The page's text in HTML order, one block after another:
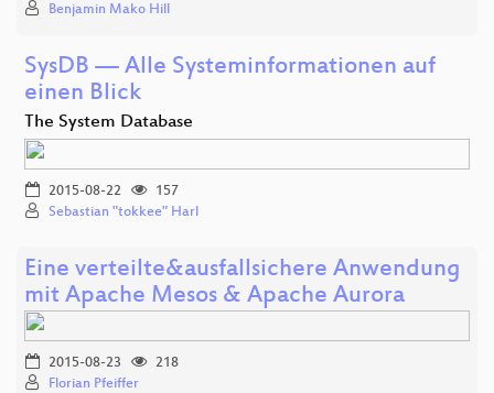
Benjamin Mako Hill
SysDB — Alle Systeminformationen auf
einen Blick
The System Database
2015-08-22
157
Sebastian "tokkee" Harl
Eine verteilte&ausfallsichere Anwendung
mit Apache Mesos & Apache Aurora
2015-08-23
218
Florian Pfeiffer